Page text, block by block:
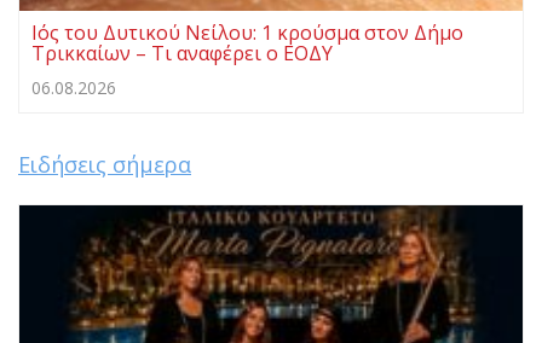
Ιός του Δυτικού Νείλου: 1 κρούσμα στον Δήμο
Τρικκαίων – Τι αναφέρει ο ΕΟΔΥ
06.08.2026
Ειδήσεις σήμερα